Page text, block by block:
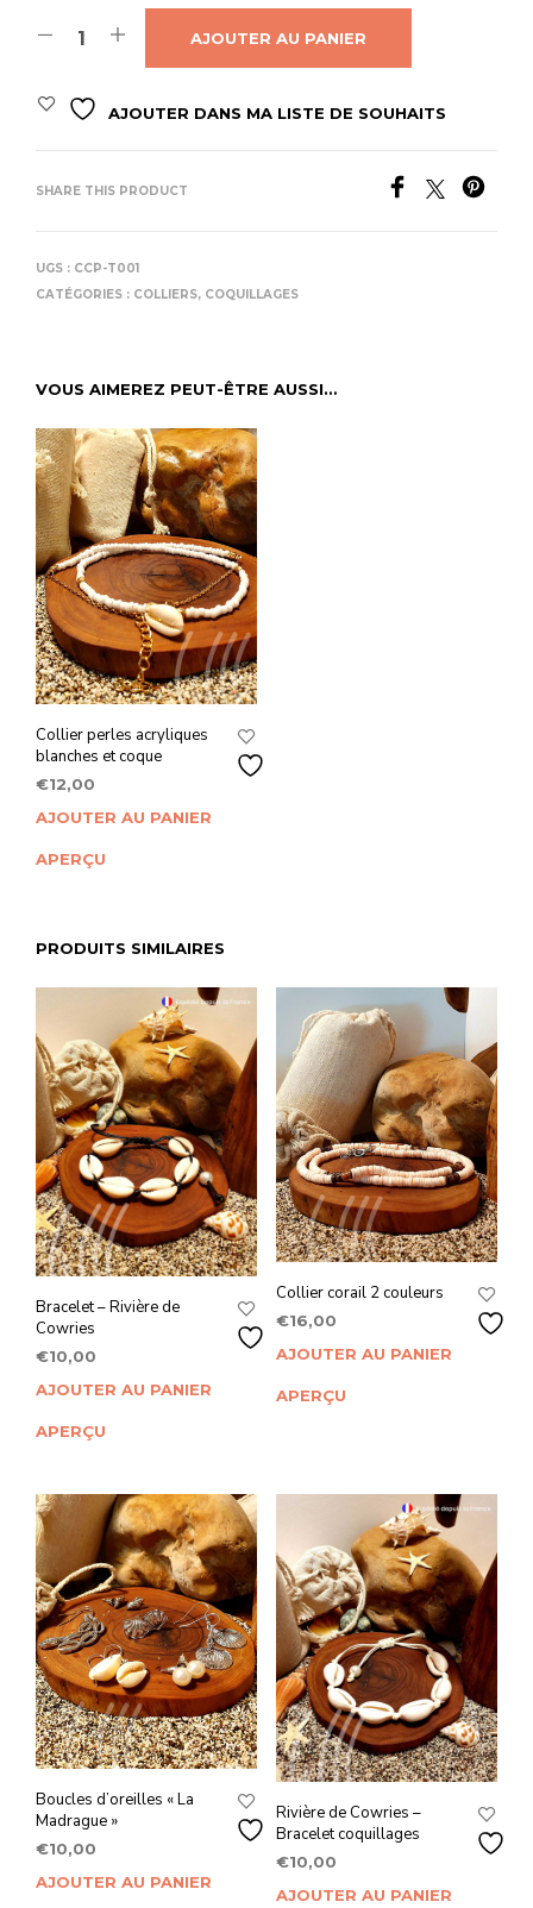
AJOUTER AU PANIER
AJOUTER DANS MA LISTE DE SOUHAITS
SHARE THIS PRODUCT
UGS : CCP-T001
CATÉGORIES : COLLIERS, COQUILLAGES
VOUS AIMEREZ PEUT-ÊTRE AUSSI…
Collier perles acryliques
blanches et coque
€12,00
AJOUTER AU PANIER
APERÇU
PRODUITS SIMILAIRES
Bracelet – Rivière de
Cowries
€10,00
AJOUTER AU PANIER
APERÇU
Collier corail 2 couleurs
€16,00
AJOUTER AU PANIER
APERÇU
Boucles d’oreilles « La
Madrague »
€10,00
AJOUTER AU PANIER
Rivière de Cowries –
Bracelet coquillages
€10,00
AJOUTER AU PANIER